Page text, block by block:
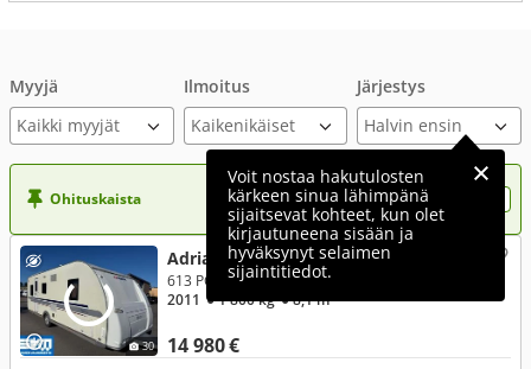
Myyjä
Kaikki myyjät
Ilmoitus Järjestys
Voit nostaa hakutulosten
kärkeen sinua lähimpänä
sijaitsevat kohteet, kun olet
kirjautuneena sisään ja
hyväksynyt selaimen
sijaintitiedot.
Ohituskaista Nosta ilmoituksesi tähän?
30
Adria Alpina
14 980 €
2011 ● 1 800 kg● 8,1 m